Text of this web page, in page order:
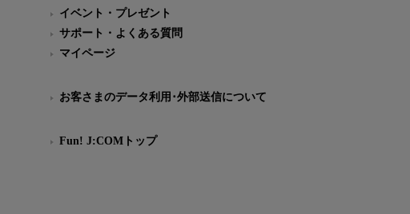
イベント・プレゼント
サポート・よくある質問
マイページ
お客さまのデータ利用･外部送信について
Fun! J:COMトップ